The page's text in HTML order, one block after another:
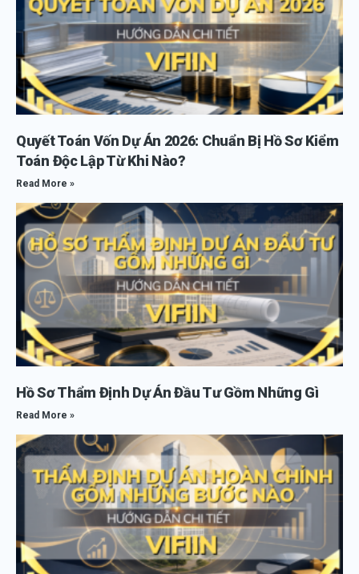
Quyết Toán Vốn Dự Án 2026: Chuẩn Bị Hồ Sơ Kiểm
Toán Độc Lập Từ Khi Nào?
Read More »
Hồ Sơ Thẩm Định Dự Án Đầu Tư Gồm Những Gì
Read More »